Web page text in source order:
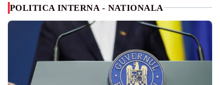
POLITICA INTERNA - NATIONALA